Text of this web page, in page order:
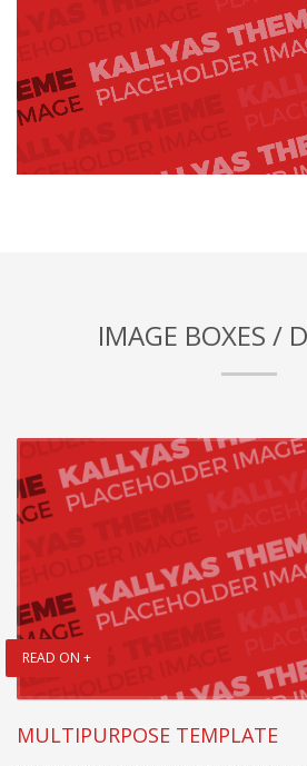
IMAGE BOXES /
READ ON +
MULTIPURPOSE TEMPLATE